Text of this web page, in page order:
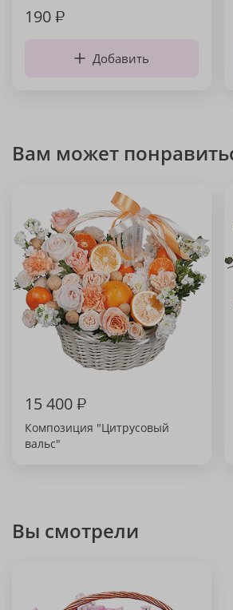
190₽
Добавить
Вам может
15 400₽
Композиция "Цитрусовый
вальс"
Вы смотрели